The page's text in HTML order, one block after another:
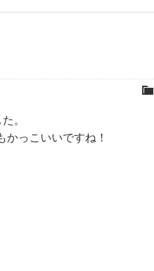
。
っこいいですね！